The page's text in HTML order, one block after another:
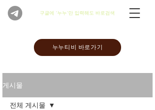
​구글에 '누누'만 입력해도 바로검색
누누티비 바로가기
게시물
전체 게시물